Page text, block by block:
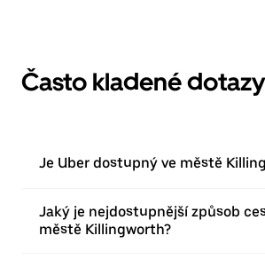
Často kladené dotazy
Je Uber dostupný ve městě
Jaký je nejdostupnější způsob
městě Killingworth?